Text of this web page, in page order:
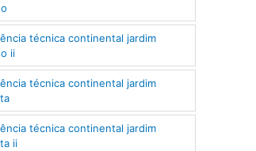
técnica continental jardim
ii
técnica continental jardim
técnica continental jardim
ii